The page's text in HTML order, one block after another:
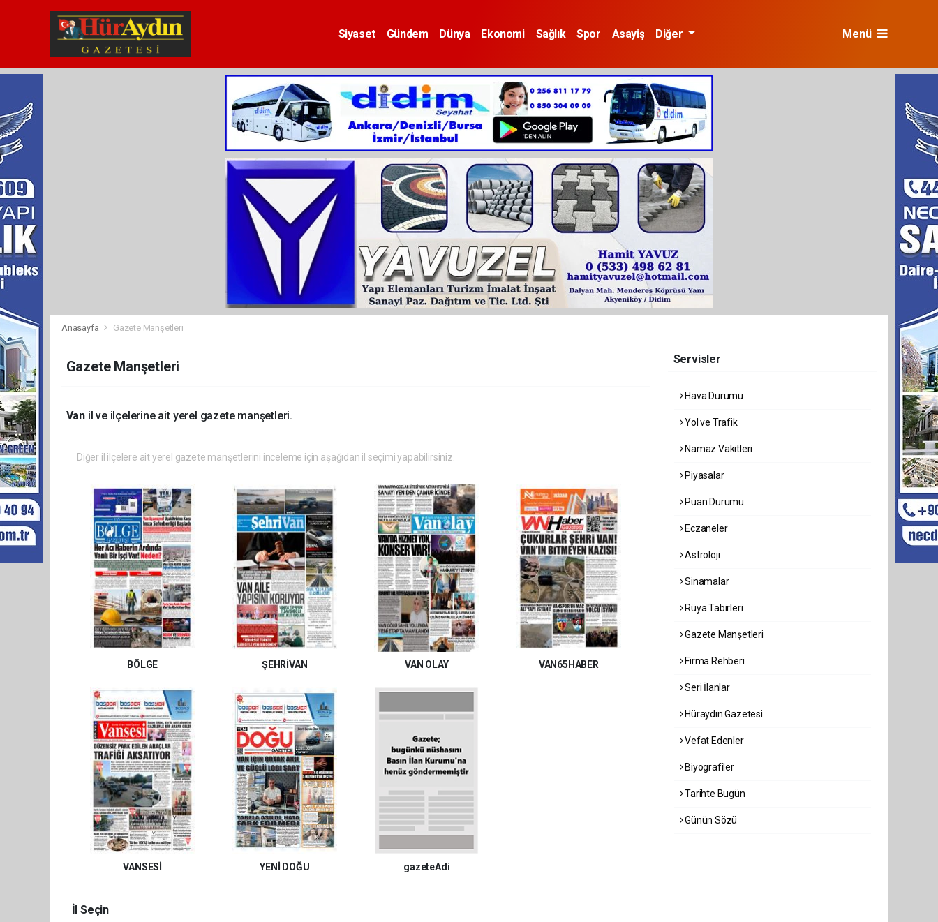
Siyaset Gündem Dünya Ekonomi Sağlık Spor Asayiş Diğer Menü
Anasayfa Gazete Manşetleri
Gazete Manşetleri
Vanil ve ilçelerine ait yerel gazete manşetleri.
Diğer il ilçelere ait yerel gazete manşetlerini inceleme için aşağıdan il seçimi yapabilirsiniz.
BÖLGE ŞEHRİVAN VAN OLAY VAN65HABER
VANSESİ YENİ DOĞU gazeteAdi
İl Seçin
Servisler
Hava Durumu
Yol ve Trafik
Namaz Vakitleri
Piyasalar
Puan Durumu
Eczaneler
Astroloji
Sinamalar
Rüya Tabirleri
Gazete Manşetleri
Firma Rehberi
Seri İlanlar
Hüraydın Gazetesi
Vefat Edenler
Biyografiler
Tarihte Bugün
Günün Sözü